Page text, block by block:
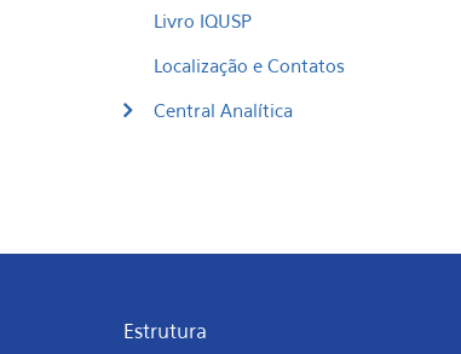
Livro IQUSP
Localização e Contatos
Central Analítica
Estrutura